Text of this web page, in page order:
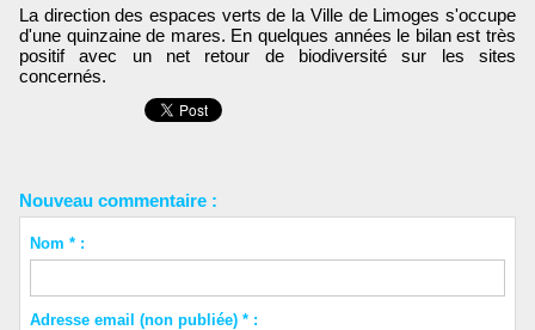
La direction des espaces verts de la Ville de Limoges s'occupe
d'une quinzaine de mares. En quelques années le bilan est très
positif avec un net retour de biodiversité sur les sites
concernés.
Nouveau commentaire :
Nom * :
Adresse email (non publiée) * :